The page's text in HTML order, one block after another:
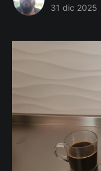
31 dic 2025